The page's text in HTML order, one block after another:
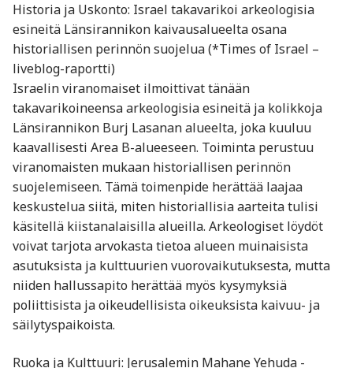
Historia ja Uskonto: Israel takavarikoi arkeologisia
esineitä Länsirannikon kaivausalueelta osana
historiallisen perinnön suojelua (*Times of Israel –
liveblog-raportti)
Israelin viranomaiset ilmoittivat tänään
takavarikoineensa arkeologisia esineitä ja kolikkoja
Länsirannikon Burj Lasanan alueelta, joka kuuluu
kaavallisesti Area B-alueeseen. Toiminta perustuu
viranomaisten mukaan historiallisen perinnön
suojelemiseen. Tämä toimenpide herättää laajaa
keskustelua siitä, miten historiallisia aarteita tulisi
käsitellä kiistanalaisilla alueilla. Arkeologiset löydöt
voivat tarjota arvokasta tietoa alueen muinaisista
asutuksista ja kulttuurien vuorovaikutuksesta, mutta
niiden hallussapito herättää myös kysymyksiä
poliittisista ja oikeudellisista oikeuksista kaivuu- ja
säilytyspaikoista.
Ruoka ja Kulttuuri: Jerusalemin Mahane Yehuda -